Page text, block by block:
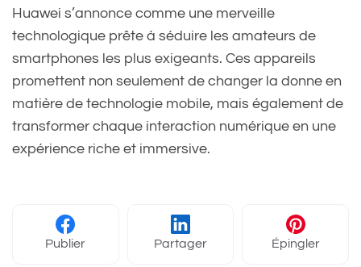
Huawei s’annonce comme une merveille
technologique prête à séduire les amateurs de
smartphones les plus exigeants. Ces appareils
promettent non seulement de changer la donne en
matière de technologie mobile, mais également de
transformer chaque interaction numérique en une
expérience riche et immersive.
Publier Partager Épingler